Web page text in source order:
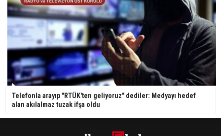
Telefonla arayıp "RTÜK'ten geliyoruz" dediler: Medyayı hedef
alan akılalmaz tuzak ifşa oldu